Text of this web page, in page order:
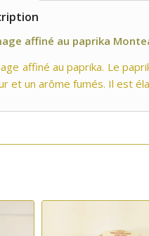
affiné au paprika
affiné au paprika. Le
et un arôme fumés. Il est